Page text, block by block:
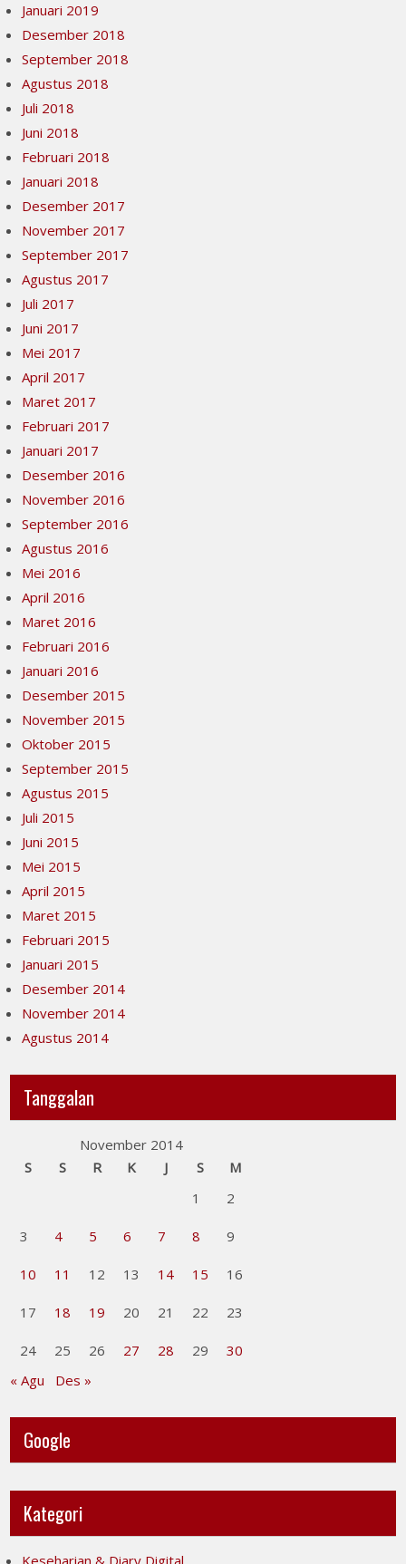
Januari 2019
Desember 2018
September 2018
Agustus 2018
Juli 2018
Juni 2018
Februari 2018
Januari 2018
Desember 2017
November 2017
September 2017
Agustus 2017
Juli 2017
Juni 2017
Mei 2017
April 2017
Maret 2017
Februari 2017
Januari 2017
Desember 2016
November 2016
September 2016
Agustus 2016
Mei 2016
April 2016
Maret 2016
Februari 2016
Januari 2016
Desember 2015
November 2015
Oktober 2015
September 2015
Agustus 2015
Juli 2015
Juni 2015
Mei 2015
April 2015
Maret 2015
Februari 2015
Januari 2015
Desember 2014
November 2014
Agustus 2014
Tanggalan
November 2014
S
S R K J S
M
1
2
3 4 5 6 7 8 9
10 11 12 13 14 15 16
17 18 19 20 21 22 23
24 25 26 27 28 29
30
« Agu
Des »
Google
Kategori
Keseharian & Diary Digital